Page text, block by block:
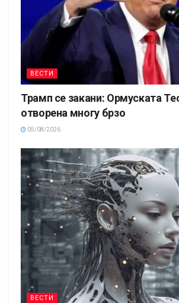
ВЕСТИ
Трамп се закани: Ормуската
отворена многу брзо
05/08/2026
ВЕСТИ